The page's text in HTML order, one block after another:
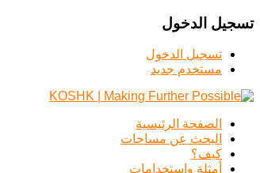
تسجيل الدخول
تسجيل الدخول
مستخدم جديد
الصفحة الرئيسية
البحث عن مساحات
كيف؟
أمثلة واستخدامات